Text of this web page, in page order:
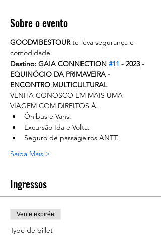
Sobre o evento
GOODVIBESTOUR te leva segurança e
comodidade.
Destino: GAIA CONNECTION #11 - 2023 -
EQUINÓCIO DA PRIMAVEIRA -
ENCONTRO MULTICULTURAL
VENHA CONOSCO EM MAIS UMA
VIAGEM COM DIREITOS Á.
Ônibus e Vans.
Excursão Ida e Volta.
Seguro de passageiros ANTT.
Saiba Mais >
Ingressos
Vente expirée
Type de billet